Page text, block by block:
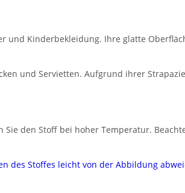
und Kinderbekleidung. Ihre glatte
und Servietten. Aufgrund ihrer
den Stoff bei hoher Temperatur.
des Stoffes leicht von der Abbildung